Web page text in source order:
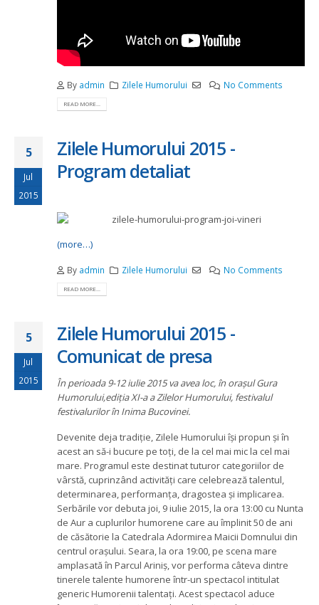
By admin Zilele Humorului No Comments
READ MORE...
5
Jul
2015
Zilele Humorului 2015 -
Program detaliat
(more…)
By admin Zilele Humorului No Comments
READ MORE...
5
Jul
2015
Zilele Humorului 2015 -
Comunicat de presa
În perioada 9-12 iulie 2015 va avea loc, în orașul Gura
Humorului,ediția XI-a a Zilelor Humorului, festivalul
festivalurilor în Inima Bucovinei.
Devenite deja tradiție, Zilele Humorului își propun și în
acest an să-i bucure pe toți, de la cel mai mic la cel mai
mare. Programul este destinat tuturor categoriilor de
vârstă, cuprinzând activități care celebrează talentul,
determinarea, performanța, dragostea și implicarea.
Serbările vor debuta joi, 9 iulie 2015, la ora 13:00 cu Nunta
de Aur a cuplurilor humorene care au împlinit 50 de ani
de căsătorie la Catedrala Adormirea Maicii Domnului din
centrul orașului. Seara, la ora 19:00, pe scena mare
amplasată în Parcul Ariniș, vor performa câteva dintre
tinerele talente humorene într-un spectacol intitulat
generic Humorenii talentați. Acest spectacol aduce